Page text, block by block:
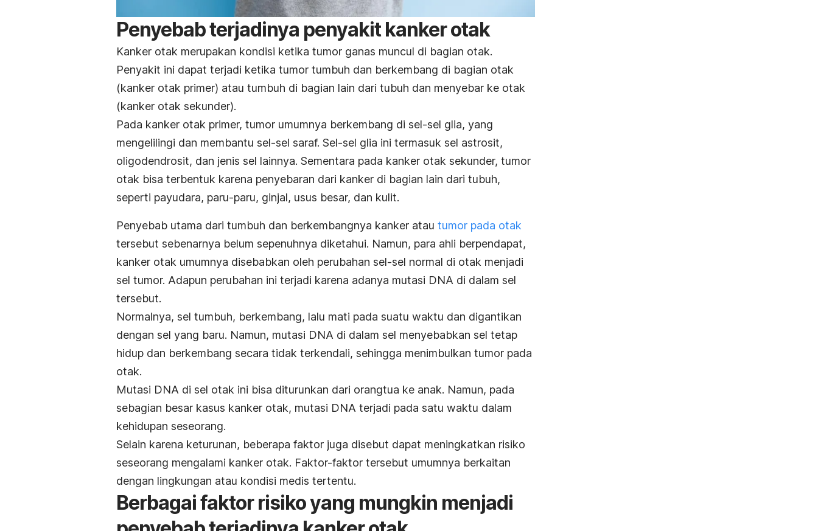
Penyebab terjadinya penyakit kanker otak
Kanker otak merupakan kondisi ketika tumor ganas muncul di bagian otak.
Penyakit ini dapat terjadi ketika tumor tumbuh dan berkembang di bagian otak
(kanker otak primer) atau tumbuh di bagian lain dari tubuh dan menyebar ke otak
(kanker otak sekunder).
Pada kanker otak primer, tumor umumnya berkembang di sel-sel glia, yang
mengelilingi dan membantu sel-sel saraf. Sel-sel glia ini termasuk sel astrosit,
oligodendrosit, dan jenis sel lainnya. Sementara pada kanker otak sekunder, tumor
otak bisa terbentuk karena penyebaran dari kanker di bagian lain dari tubuh,
seperti payudara, paru-paru, ginjal, usus besar, dan kulit.
Penyebab utama dari tumbuh dan berkembangnya kanker atau tumor pada otak
tersebut sebenarnya belum sepenuhnya diketahui. Namun, para ahli berpendapat,
kanker otak umumnya disebabkan oleh perubahan sel-sel normal di otak menjadi
sel tumor. Adapun perubahan ini terjadi karena adanya mutasi DNA di dalam sel
tersebut.
Normalnya, sel tumbuh, berkembang, lalu mati pada suatu waktu dan digantikan
dengan sel yang baru. Namun, mutasi DNA di dalam sel menyebabkan sel tetap
hidup dan berkembang secara tidak terkendali, sehingga menimbulkan tumor pada
otak.
Mutasi DNA di sel otak ini bisa diturunkan dari orangtua ke anak. Namun, pada
sebagian besar kasus kanker otak, mutasi DNA terjadi pada satu waktu dalam
kehidupan seseorang.
Selain karena keturunan, beberapa faktor juga disebut dapat meningkatkan risiko
seseorang mengalami kanker otak. Faktor-faktor tersebut umumnya berkaitan
dengan lingkungan atau kondisi medis tertentu.
Berbagai faktor risiko yang mungkin menjadi